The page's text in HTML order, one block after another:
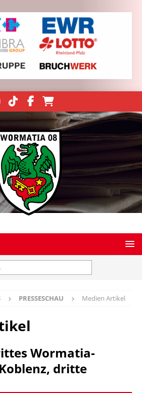
PRESSESCHAU Medien Artikel
Wormatia-
dritte